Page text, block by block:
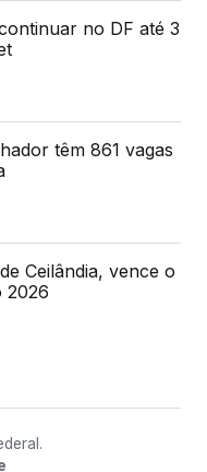
no DF até 3
têm 861 vagas
Ceilândia, vence o
2026